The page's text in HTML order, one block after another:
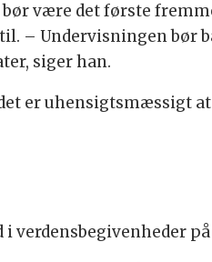
være det første
– Undervisningen bør
siger han.
er uhensigtsmæssigt
verdensbegivenheder